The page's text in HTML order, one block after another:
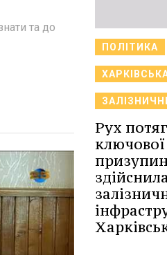
та до
ПОЛІТИКА
Рух
ключової